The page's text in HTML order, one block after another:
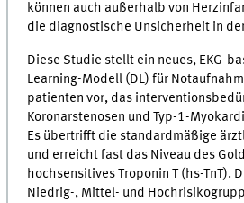
können auch außerhalb von
die diagnostische Unsicherheit in
Diese Studie stellt ein neues, EKG-
Learning-Modell (DL) für
patienten vor, das
Koronarstenosen und Typ-1-
Es übertrifft die standardmäßige
und erreicht fast das Niveau des
hochsensitives Troponin T (hs-TnT).
Niedrig-, Mittel- und